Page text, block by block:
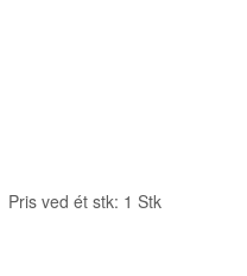
Pris ved ét stk: 1 Stk